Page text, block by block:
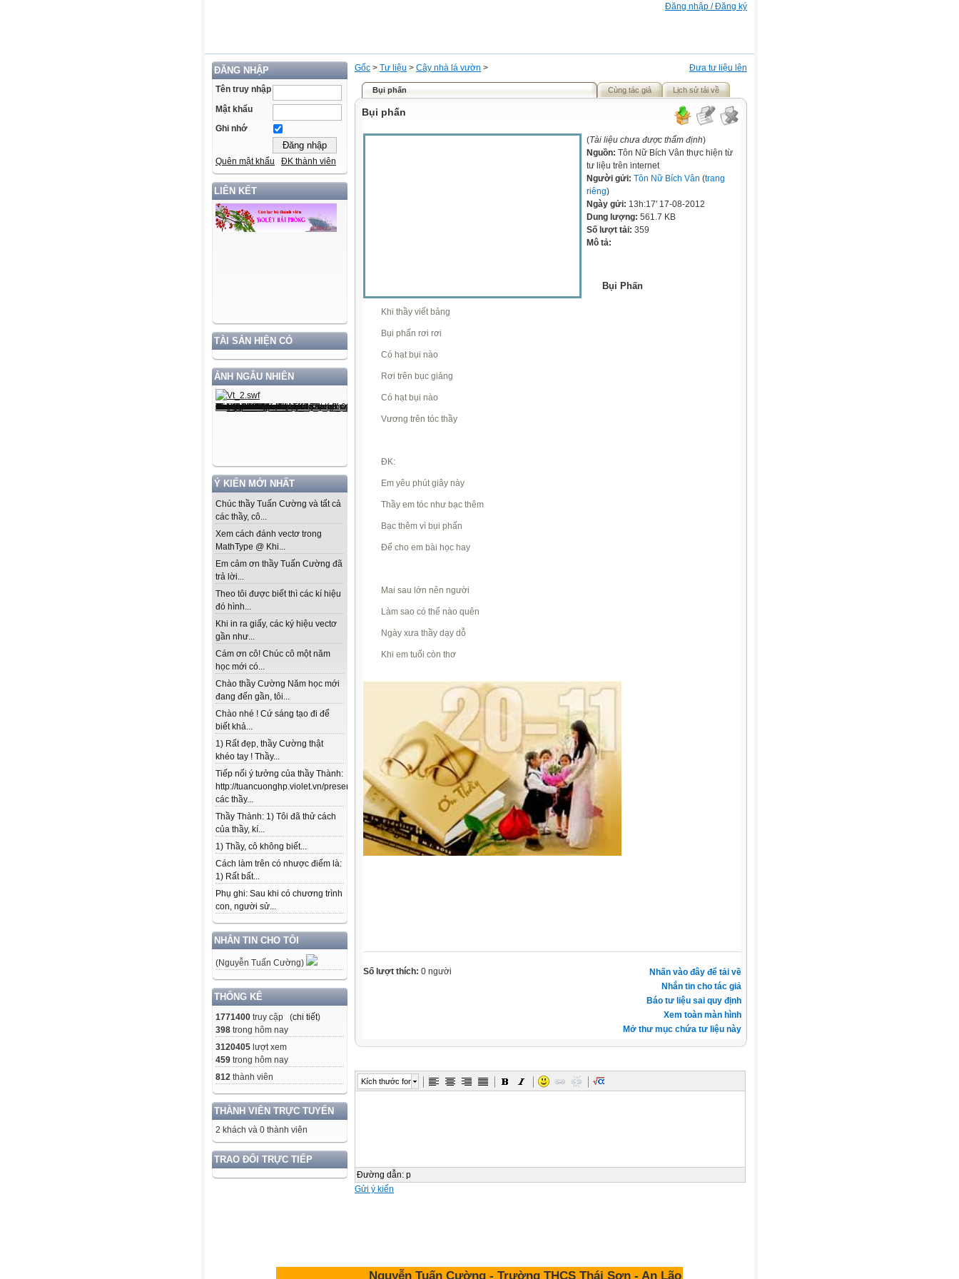
Đăng nhập / Đăng ký
ĐĂNG NHẬP
Tên truy nhập
Mật khẩu
Ghi nhớ
Quên mật khẩu ĐK thành viên
LIÊN KẾT
TÀI SẢN HIỆN CÓ
ẢNH NGẪU NHIÊN
Ý KIẾN MỚI NHẤT
Chúc thầy Tuấn Cường và tất cả
các thầy, cô...
Xem cách đánh vectơ trong
MathType @ Khi...
Em cảm ơn thầy Tuấn Cường đã
trả lời...
Theo tôi được biết thì các kí hiệu
đó hình...
Khi in ra giấy, các ký hiệu vectơ
gần như...
Cám ơn cô! Chúc cô một năm
học mới có...
Chào thầy Cường Năm học mới
đang đến gần, tôi...
Chào nhé ! Cứ sáng tạo đi để
biết khả...
1) Rất đẹp, thầy Cường thật
khéo tay ! Thầy...
Tiếp nối ý tưởng của thầy Thành:
http://tuancuonghp.violet.vn/present/show/entry_id/10207719/cm_id/3030368#3030368,
các thầy...
Thầy Thành: 1) Tôi đã thử cách
của thầy, kí...
1) Thầy, cô không biết...
Cách làm trên có nhược điểm là:
1) Rất bất...
Phụ ghi: Sau khi có chương trình
con, người sử...
NHẮN TIN CHO TÔI
(Nguyễn Tuấn Cường)
THỐNG KÊ
1771400 truy cập (chi tiết)
398 trong hôm nay
3120405 lượt xem
459 trong hôm nay
812 thành viên
THÀNH VIÊN TRỰC TUYẾN
2 khách và 0 thành viên
TRAO ĐỔI TRỰC TIẾP
Đưa tư liệu lên
Gốc > Tư liệu > Cây nhà lá vườn >
Bụi phấn Cùng tác giả Lịch sử tải về
Bụi phấn
(Tài liệu chưa được thẩm định)
Nguồn: Tôn Nữ Bích Vân thực hiện từ
tư liệu trên internet
Người gửi: Tôn Nữ Bích Vân (trang
riêng)
Ngày gửi: 13h:17' 17-08-2012
Dung lượng: 561.7 KB
Số lượt tải: 359
Mô tả:
Bụi Phấn
Khi thầy viết bảng
Bụi phấn rơi rơi
Có hạt bụi nào
Rơi trên bục giảng
Có hạt bụi nào
Vương trên tóc thầy
ĐK:
Em yêu phút giây này
Thầy em tóc như bạc thêm
Bạc thêm vì bụi phấn
Để cho em bài học hay
Mai sau lớn nên người
Làm sao có thể nào quên
Ngày xưa thầy dạy dỗ
Khi em tuổi còn thơ
Nhấn vào đây để tải về
Nhắn tin cho tác giả
Báo tư liệu sai quy định
Xem toàn màn hình
Mở thư mục chứa tư liệu này
Số lượt thích: 0 người
Kích thước font
Đường dẫn: p
Gửi ý kiến
Nguyễn Tuấn Cường - Trường THCS Thái Sơn - An Lão - Hải Phòng